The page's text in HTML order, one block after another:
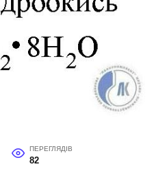
ПЕРЕГЛЯДІВ
82